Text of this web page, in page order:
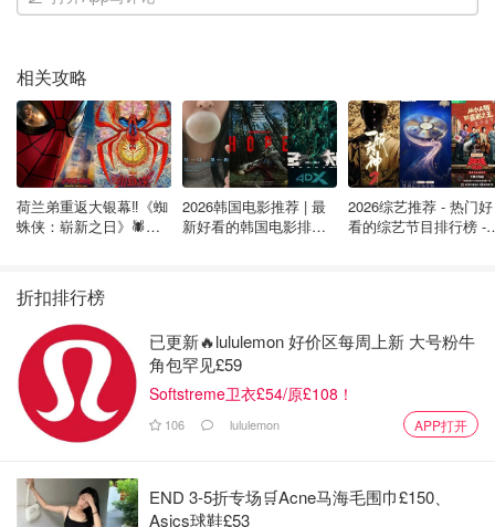
相关攻略
荷兰弟重返大银幕‼️《蜘
蛛侠：崭新之日》🕷️北
2026韩国电影推荐 | 最
新好看的韩国电影排行
2026综艺推荐 - 热门好
看的综艺节目排行榜 -
折扣排行榜
已更新🔥lululemon 好价区每周上新 大号粉牛
角包罕见£59
Softstreme卫衣£54/原£108！
106 lululemon APP打开
END 3-5折专场🛒Acne马海毛围巾£150、
Asics球鞋£53